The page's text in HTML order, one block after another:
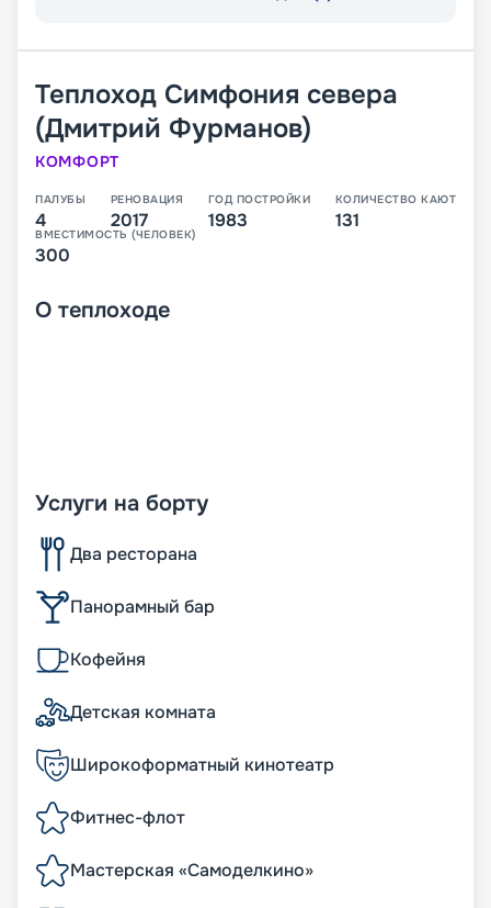
Теплоход Симфония севера
(Дмитрий Фурманов)
КОМФОРТ
ПАЛУБЫ
4
РЕНОВАЦИЯ
2017
ГОД ПОСТРОЙКИ
1983
КОЛИЧЕСТВО КАЮТ
131
ВМЕСТИМОСТЬ (ЧЕЛОВЕК)
300
О теплоходе
Услуги на борту
Два ресторана
Панорамный бар
Кофейня
Детская комната
Широкоформатный кинотеатр
Фитнес-флот
Мастерская «Самоделкино»